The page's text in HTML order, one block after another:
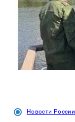
Новости России